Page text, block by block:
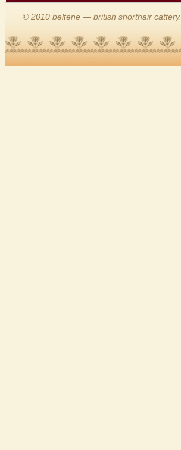
© 2010 beltene — british shorthair cattery.